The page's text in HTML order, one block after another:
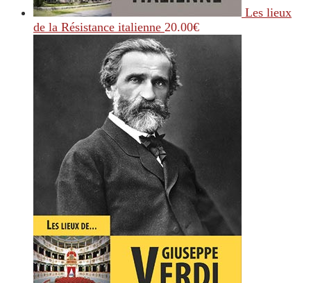
Les lieux
de la Résistance italienne 20.00€